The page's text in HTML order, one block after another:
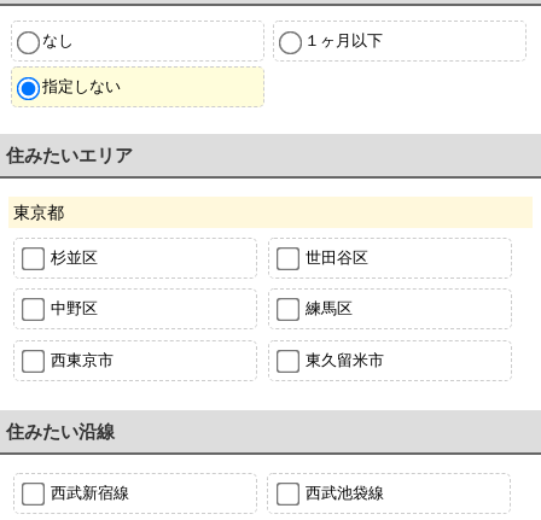
なし １ヶ月以下
指定しない
住みたいエリア
東京都
杉並区 世田谷区
中野区 練馬区
西東京市 東久留米市
住みたい沿線
西武新宿線 西武池袋線